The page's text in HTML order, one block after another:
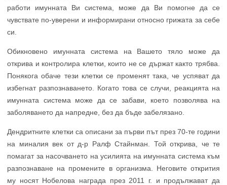
работи имунната Ви система, може да Ви помогне да се
чувствате по-уверени и информирани относно грижата за себе
си.
Обикновено имунната система на Вашето тяло може да
открива и контролира клетки, които не се държат както трябва.
Понякога обаче тези клетки се променят така, че успяват да
избегнат разпознаването. Когато това се случи, реакцията на
имунната система може да се забави, което позволява на
заболяването да напредне, без да бъде забелязано.
Дендритните клетки са описани за първи път през 70-те години
на миналия век от д-р Ралф Стайнман. Той открива, че те
помагат за насочването на усилията на имунната система към
разпознаване на промените в организма. Неговите открития
му носят Нобелова награда през 2011 г. и продължават да